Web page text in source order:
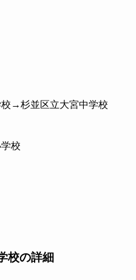
→杉並区立大宮中学校
校
校の詳細